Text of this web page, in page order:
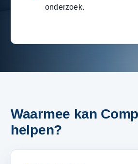
onderzoek.
Waarmee kan
helpen?